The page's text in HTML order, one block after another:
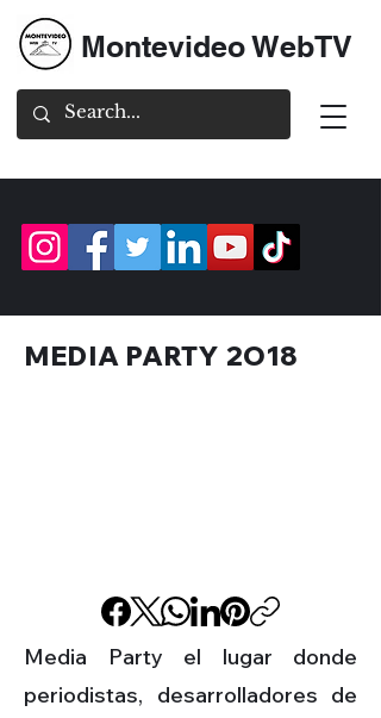
Montevideo WebTV
MEDIA PARTY 2O18
Media Party el lugar donde
periodistas, desarrolladores de